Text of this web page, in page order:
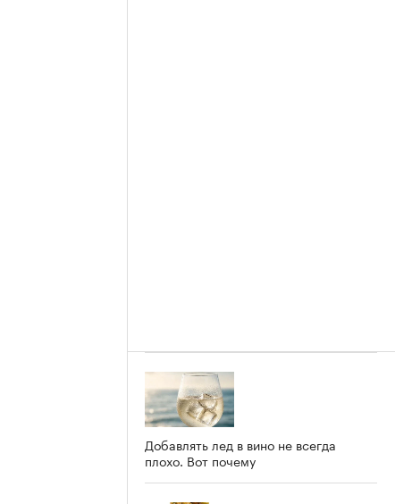
Добавлять лед в вино не всегда
плохо. Вот почему